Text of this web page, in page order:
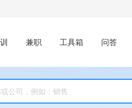
兼职 工具箱 问答
企业招聘 校园招聘会